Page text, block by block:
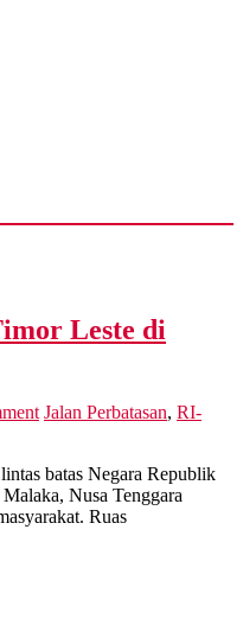
Leste di
Jalan Perbatasan, RI-
batas Negara Republik
Nusa Tenggara
Ruas